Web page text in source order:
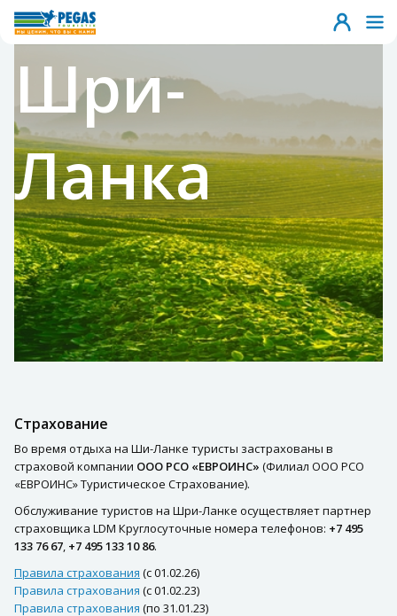
Шри-
Ланка
Страхование
Во время отдыха на Ши-Ланке туристы застрахованы в
страховой компании ООО РСО «ЕВРОИНС» (Филиал ООО РСО
«ЕВРОИНС» Туристическое Страхование).
Обслуживание туристов на Шри-Ланке осуществляет партнер
страховщика LDM Круглосуточные номера телефонов: +7 495
133 76 67, +7 495 133 10 86.
Правила страхования (с 01.02.26)
Правила страхования (с 01.02.23)
Правила страхования (по 31.01.23)